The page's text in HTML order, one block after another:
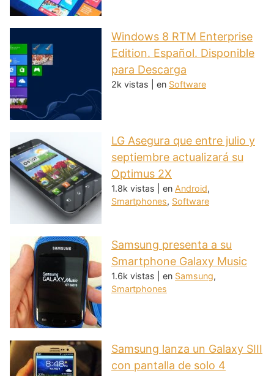
Windows 8 RTM Enterprise
Edition. Español. Disponible
para Descarga
2k vistas en Software
LG Asegura que entre julio y
septiembre actualizará su
Optimus 2X
1.8k vistas en Android,
Smartphones, Software
Samsung presenta a su
Smartphone Galaxy Music
1.6k vistas en Samsung,
Smartphones
Samsung lanza un Galaxy SIII
con pantalla de solo 4